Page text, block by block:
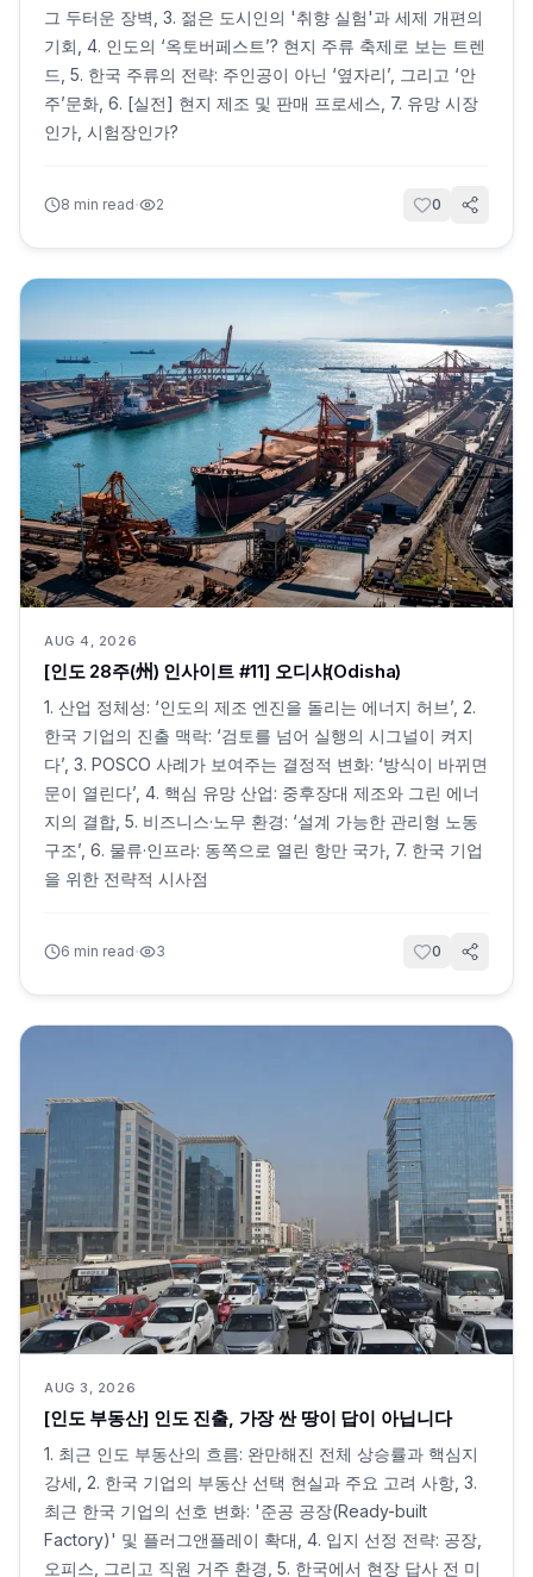
그 두터운 장벽, 3. 젊은 도시인의 '취향 실험'과 세제 개편의
기회, 4. 인도의 ‘옥토버페스트’? 현지 주류 축제로 보는 트렌
드, 5. 한국 주류의 전략: 주인공이 아닌 ‘옆자리’, 그리고 ‘안
주’문화, 6. [실전] 현지 제조 및 판매 프로세스, 7. 유망 시장
인가, 시험장인가?
8 min read· 2 0
AUG 4, 2026
[인도 28주(州) 인사이트 #11] 오디샤(Odisha)
1. 산업 정체성: ‘인도의 제조 엔진을 돌리는 에너지 허브’, 2.
한국 기업의 진출 맥락: ‘검토를 넘어 실행의 시그널이 켜지
다’, 3. POSCO 사례가 보여주는 결정적 변화: ‘방식이 바뀌면
문이 열린다’, 4. 핵심 유망 산업: 중후장대 제조와 그린 에너
지의 결합, 5. 비즈니스·노무 환경: ‘설계 가능한 관리형 노동
구조’, 6. 물류·인프라: 동쪽으로 열린 항만 국가, 7. 한국 기업
을 위한 전략적 시사점
6 min read· 3 0
AUG 3, 2026
[인도 부동산] 인도 진출, 가장 싼 땅이 답이 아닙니다
1. 최근 인도 부동산의 흐름: 완만해진 전체 상승률과 핵심지
강세, 2. 한국 기업의 부동산 선택 현실과 주요 고려 사항, 3.
최근 한국 기업의 선호 변화: '준공 공장(Ready-built
Factory)' 및 플러그앤플레이 확대, 4. 입지 선정 전략: 공장,
오피스, 그리고 직원 거주 환경, 5. 한국에서 현장 답사 전 미